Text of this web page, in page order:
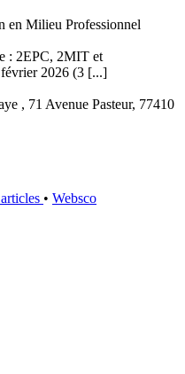
en Milieu Professionnel
: 2EPC, 2MIT et
2026 (3 [...]
, 71 Avenue Pasteur, 77410
• Websco